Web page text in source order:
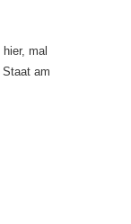
mal
am